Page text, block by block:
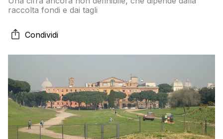
raccolta fondi e dai tagli
Condividi